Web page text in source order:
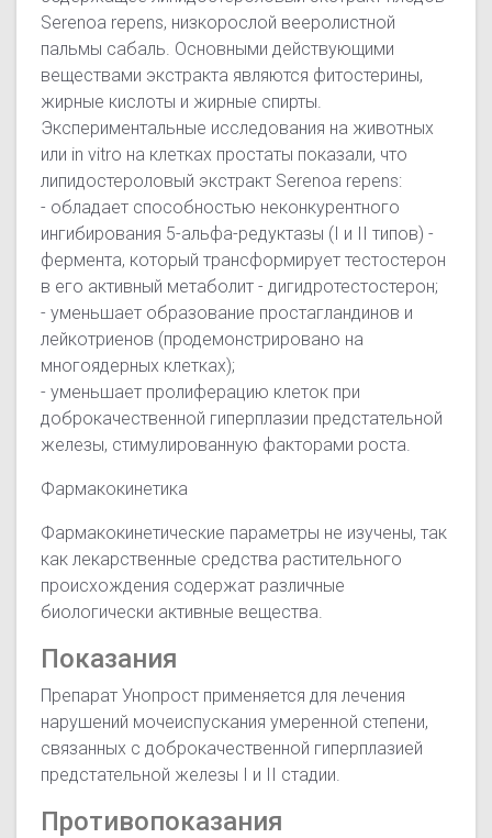
Serenoа repens, низкорослой вееролистной
пальмы сабаль. Основными действующими
веществами экстракта являются фитостерины,
жирные кислоты и жирные спирты.
Экспериментальные исследования на животных
или in vitro на клетках простаты показали, что
липидостероловый экстракт Serenoa repens:
- обладает способностью неконкурентного
ингибирования 5-альфа-редуктазы (I и II типов) -
фермента, который трансформирует тестостерон
в его активный метаболит - дигидротестостерон;
- уменьшает образование простагландинов и
лейкотриенов (продемонстрировано на
многоядерных клетках);
- уменьшает пролиферацию клеток при
доброкачественной гиперплазии предстательной
железы, стимулированную факторами роста.
Фармакокинетика
Фармакокинетические параметры не изучены, так
как лекарственные средства растительного
происхождения содержат различные
биологически активные вещества.
Показания
Препарат Унопрост применяется для лечения
нарушений мочеиспускания умеренной степени,
связанных с доброкачественной гиперплазией
предстательной железы I и II стадии.
Противопоказания